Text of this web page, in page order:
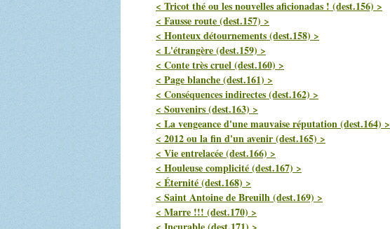
< Tricot thé ou les nouvelles aficionadas ! (dest.156) >
< Fausse route (dest.157) >
< Honteux détournements (dest.158) >
< L'étrangère (dest.159) >
< Conte très cruel (dest.160) >
< Page blanche (dest.161) >
< Conséquences indirectes (dest.162) >
< Souvenirs (dest.163) >
< La vengeance d'une mauvaise réputation (dest.164) >
< 2012 ou la fin d'un avenir (dest.165) >
< Vie entrelacée (dest.166) >
< Houleuse complicité (dest.167) >
< Éternité (dest.168) >
< Saint Antoine de Breuilh (dest.169) >
< Marre !!! (dest.170) >